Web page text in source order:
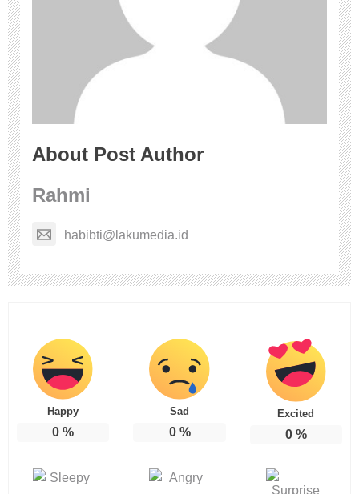
About Post Author
Rahmi
habibti@lakumedia.id
Happy
0 %
Sad
0%
Excited
0%